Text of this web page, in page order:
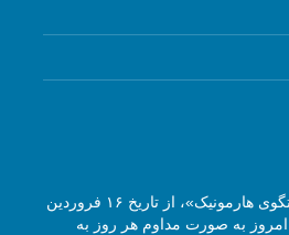
مجله آنلاین موسیقی «گفتگوی هارمونیک»، از تاریخ ۱۶ فروردین
و تا امروز به صورت مداوم هر روز به